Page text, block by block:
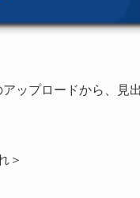
ップロードから、見
＞